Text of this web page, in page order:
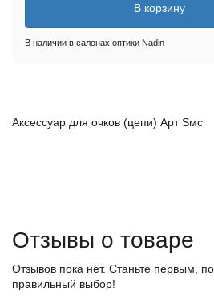
Аксессуар для очков (цепи) Арт Sмс
В корзину
В наличии в салонах оптики Nadin
Отзывы о товаре
Отзывов пока нет. Станьте первым,
правильный выбор!